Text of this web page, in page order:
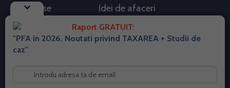
keyboard_arrow_down
Raport GRATUIT:
"PFA in 2026. Noutati privind TAXAREA + Studii de
caz"
AdSense Idei de afaceri
RSS Flux RSS 2.0
Despre cookies